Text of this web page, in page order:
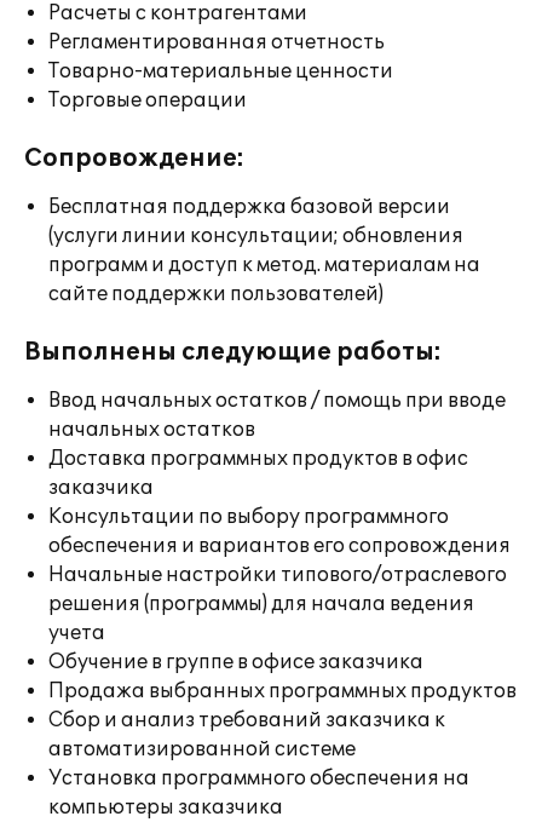
Расчеты с контрагентами
Регламентированная отчетность
Товарно-материальные ценности
Торговые операции
Сопровождение:
Бесплатная поддержка базовой версии
(услуги линии консультации; обновления
программ и доступ к метод. материалам на
сайте поддержки пользователей)
Выполнены следующие работы:
Ввод начальных остатков / помощь при вводе
начальных остатков
Доставка программных продуктов в офис
заказчика
Консультации по выбору программного
обеспечения и вариантов его сопровождения
Начальные настройки типового/отраслевого
решения (программы) для начала ведения
учета
Обучение в группе в офисе заказчика
Продажа выбранных программных продуктов
Сбор и анализ требований заказчика к
автоматизированной системе
Установка программного обеспечения на
компьютеры заказчика